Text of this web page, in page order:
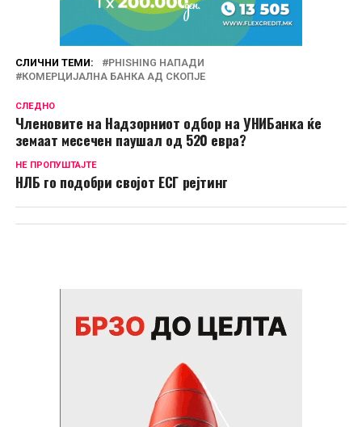
СЛИЧНИ ТЕМИ:
PHISHING НАПАДИ
КОМЕРЦИЈАЛНА БАНКА АД СКОПЈЕ
СЛЕДНО
Членовите на Надзорниот одбор на УНИБанка ќе
земаат месечен паушал од 520 евра?
НЕ ПРОПУШТАЈТЕ
НЛБ го подобри својот ЕСГ рејтинг